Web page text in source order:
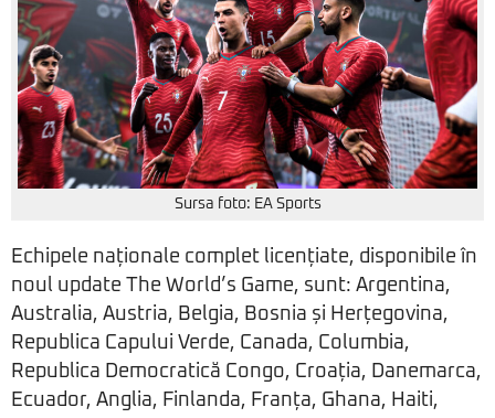
Sursa foto: EA Sports
Echipele naționale complet licențiate, disponibile în
noul update The World’s Game, sunt: Argentina,
Australia, Austria, Belgia, Bosnia și Herțegovina,
Republica Capului Verde, Canada, Columbia,
Republica Democratică Congo, Croația, Danemarca,
Ecuador, Anglia, Finlanda, Franța, Ghana, Haiti,